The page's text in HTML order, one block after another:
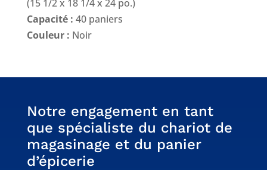
(15 1/2 x 18 1/4 x 24 po.)
Capacité : 40 paniers
Couleur : Noir
Notre engagement en tant
que spécialiste du chariot de
magasinage et du panier
d’épicerie